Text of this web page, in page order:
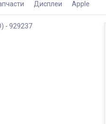
Дисплеи Apple